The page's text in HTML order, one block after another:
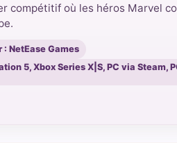
compétitif où les héros Marvel
: NetEase Games
5, Xbox Series X|S, PC via Steam,